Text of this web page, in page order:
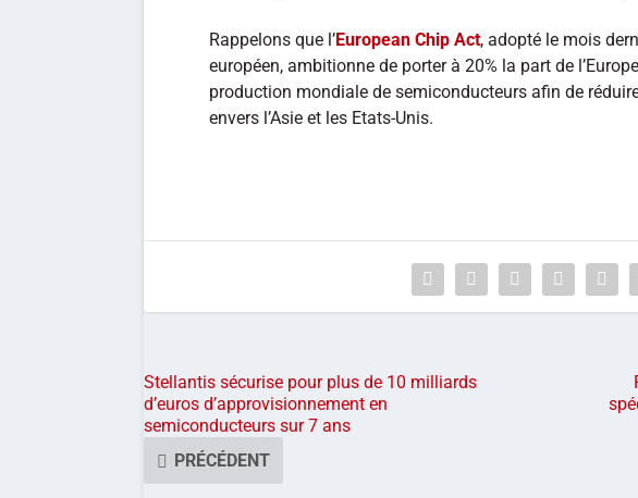
Rappelons que l’European Chip Act, adopté le mois
européen, ambitionne de porter à 20% la part de
production mondiale de semiconducteurs afin de
envers l’Asie et les Etats-Unis.
Stellantis sécurise pour plus de 10 milliards
d’euros d’approvisionnement en
semiconducteurs sur 7 ans
PRÉCÉDENT